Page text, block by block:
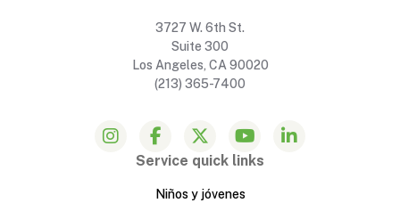
3727 W. 6th St.
Suite 300
Los Angeles, CA 90020
(213) 365-7400
Service quick links
Niños y jóvenes